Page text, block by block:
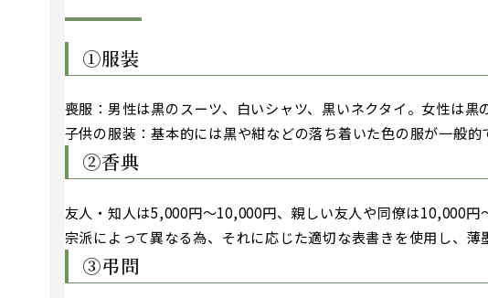
①服装
喪服：男性は黒のスーツ、白いシャツ、黒いネクタイ。女性は黒
子供の服装：基本的には黒や紺などの落ち着いた色の服が一般的
②香典
友人・知人は5,000円～10,000円、親しい友人や同僚は10,000円
宗派によって異なる為、それに応じた適切な表書きを使用し、薄
③弔問